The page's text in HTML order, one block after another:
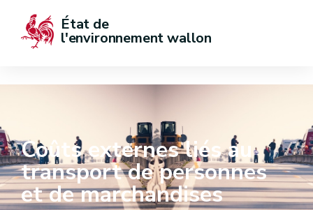
État de
l'environnement wallon
Coûts externes liés au
transport de personnes
et de marchandises